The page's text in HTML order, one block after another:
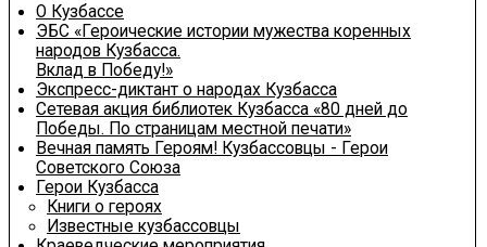
О Кузбассе
ЭБС «Героические истории мужества коренных
народов Кузбасса.
Вклад в Победу!»
Экспресс-диктант о народах Кузбасса
Сетевая акция библиотек Кузбасса «80 дней до
Победы. По страницам местной печати»
Вечная память Героям! Кузбассовцы - Герои
Советского Союза
Герои Кузбасса
Книги о героях
Известные кузбассовцы